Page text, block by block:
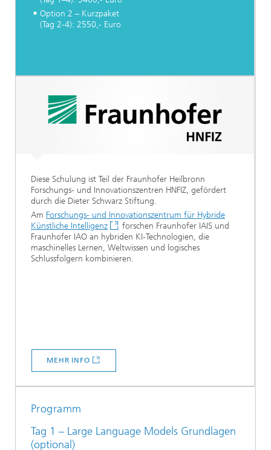
Option 2 – Kurzpaket
(Tag 2-4): 2550,- Euro
Diese Schulung ist Teil der Fraunhofer Heilbronn
Forschungs- und Innovationszentren HNFIZ, gefördert
durch die Dieter Schwarz Stiftung.
Am Forschungs- und Innovationszentrum für Hybride
Künstliche Intelligenz
forschen Fraunhofer IAIS und
Fraunhofer IAO an hybriden KI-Technologien, die
maschinelles Lernen, Weltwissen und logisches
Schlussfolgern kombinieren.
MEHR INFO
Programm
Tag 1 – Large Language Models Grundlagen
(optional)